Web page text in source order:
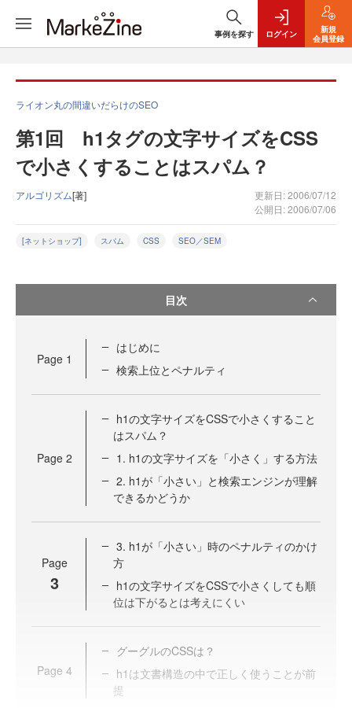
事例を探す ログイン
新規
会員登録
ライオン丸の間違いだらけのSEO
第1回 h1タグの文字サイズをCSS
で小さくすることはスパム？
アルゴリズム[著]
更新日: 2006/07/12
公開日: 2006/07/06
[ネットショップ] スパム CSS SEO／SEM
目次
Page 1
はじめに
検索上位とペナルティ
Page 2
h1の文字サイズをCSSで小さくすること
はスパム？
1. h1の文字サイズを「小さく」する方法
2. h1が「小さい」と検索エンジンが理解
できるかどうか
Page
3
3. h1が「小さい」時のペナルティのかけ
方
h1の文字サイズをCSSで小さくしても順
位は下がるとは考えにくい
Page 4
グーグルのCSSは？
h1は文書構造の中で正しく使うことが前
提